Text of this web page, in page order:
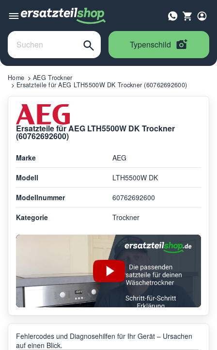
Typenschild
Home
AEG Trockner
Ersatzteile für AEG LTH5500W DK Trockner (60762692600)
Ersatzteile für AEG LTH5500W DK Trockner
(60762692600)
Marke AEG
Modell LTH5500W DK
Modellnummer 60762692600
Kategorie Trockner
Fehlercodes und Diagnosehilfen für Ihr Gerät – Ursachen
auf einen Blick.